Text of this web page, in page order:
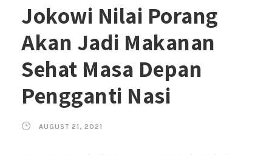
Jokowi Nilai Porang
Akan Jadi Makanan
Sehat Masa Depan
Pengganti Nasi
AUGUST 21, 2021